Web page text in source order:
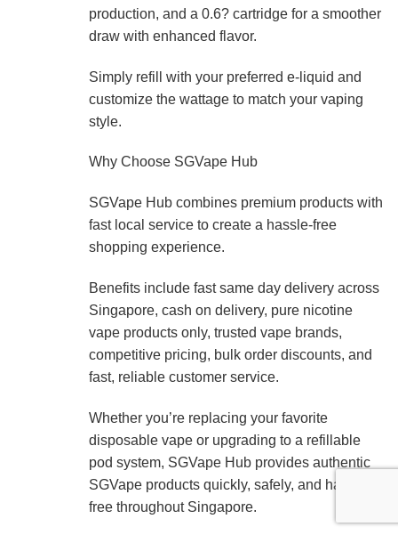
production, and a 0.6? cartridge for a smoother
draw with enhanced flavor.
Simply refill with your preferred e-liquid and
customize the wattage to match your vaping
style.
Why Choose SGVape Hub
SGVape Hub combines premium products with
fast local service to create a hassle-free
shopping experience.
Benefits include fast same day delivery across
Singapore, cash on delivery, pure nicotine
vape products only, trusted vape brands,
competitive pricing, bulk order discounts, and
fast, reliable customer service.
Whether you’re replacing your favorite
disposable vape or upgrading to a refillable
pod system, SGVape Hub provides authentic
SGVape products quickly, safely, and hassle-
free throughout Singapore.